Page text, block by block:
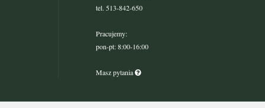
tel. 513-842-650
Pracujemy:
pon-pt: 8:00-16:00
Masz pytania